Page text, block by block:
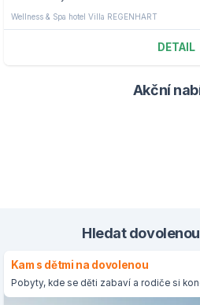
Wellness & Spa hotel Villa REGENHART
DETAIL
Akční
Hledat
Kam s dětmi na dovolenou
Pobyty, kde se děti zabaví a rodiče si